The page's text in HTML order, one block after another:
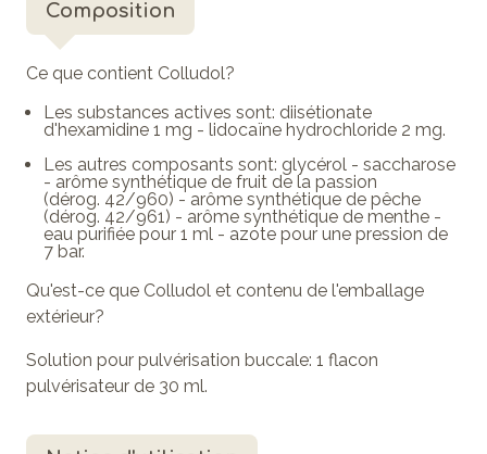
Composition
Ce que contient Colludol?
Les substances actives sont: diisétionate
d'hexamidine 1 mg - lidocaïne hydrochloride 2 mg.
Les autres composants sont: glycérol - saccharose
- arôme synthétique de fruit de la passion
(dérog. 42/960) - arôme synthétique de pêche
(dérog. 42/961) - arôme synthétique de menthe -
eau purifiée pour 1 ml - azote pour une pression de
7 bar.
Qu'est-ce que Colludol et contenu de l'emballage
extérieur?
Solution pour pulvérisation buccale: 1 flacon
pulvérisateur de 30 ml.